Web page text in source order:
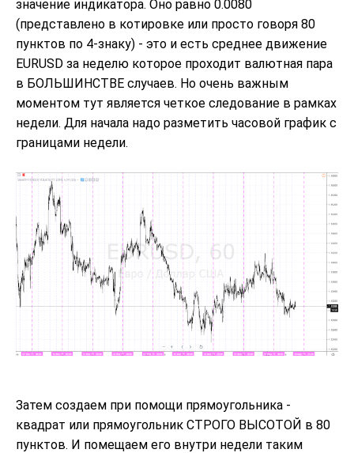
значение индикатора. Оно равно 0.0080
(представлено в котировке или просто говоря 80
пунктов по 4-знаку) - это и есть среднее движение
EURUSD за неделю которое проходит валютная пара
в БОЛЬШИНСТВЕ случаев. Но очень важным
моментом тут является четкое следование в рамках
недели. Для начала надо разметить часовой график с
границами недели.
Затем создаем при помощи прямоугольника -
квадрат или прямоугольник СТРОГО ВЫСОТОЙ в 80
пунктов. И помещаем его внутри недели таким